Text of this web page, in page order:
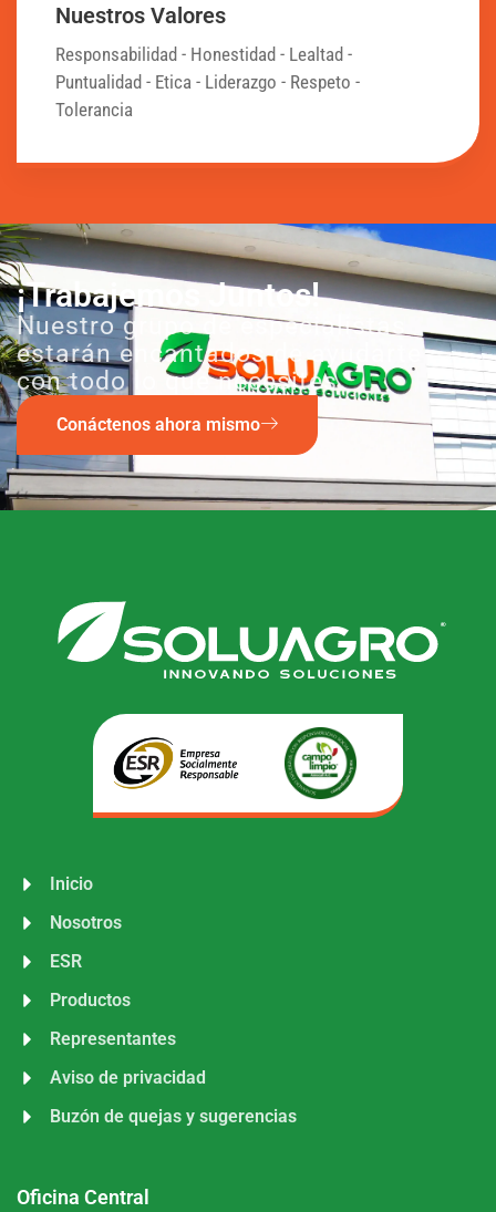
Nuestros Valores
Responsabilidad - Honestidad - Lealtad -
Puntualidad - Etica - Liderazgo - Respeto -
Tolerancia
¡Trabajemos Juntos!
Nuestro grupo de especialistas
estarán encantados de ayudarte
con todo lo que necesites.
Conáctenos ahora mismo
Inicio
Nosotros
ESR
Productos
Representantes
Aviso de privacidad
Buzón de quejas y sugerencias
Oficina Central